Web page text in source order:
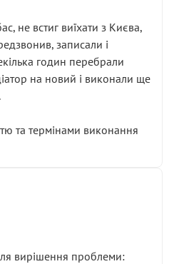
не встиг виїхати з Києва,
записали і
годин перебрали
на новий і виконали ще
та термінами виконання
вирішення проблеми: